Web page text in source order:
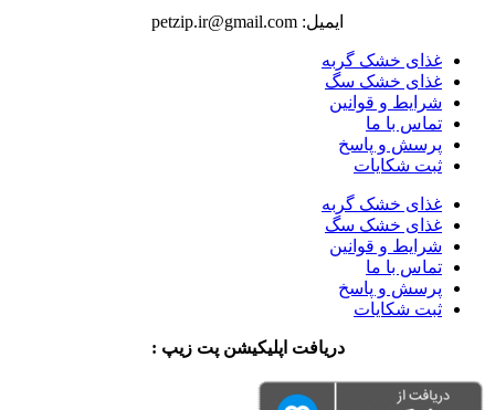
ایمیل: petzip.ir@gmail.com
غذای خشک گربه
غذای خشک سگ
شرایط و قوانین
تماس با ما
پرسش و پاسخ
ثبت شکایات
غذای خشک گربه
غذای خشک سگ
شرایط و قوانین
تماس با ما
پرسش و پاسخ
ثبت شکایات
دریافت اپلیکیشن پت زیپ :